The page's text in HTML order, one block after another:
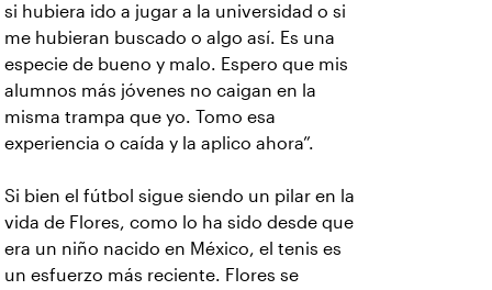
si hubiera ido a jugar a la universidad o si
me hubieran buscado o algo así. Es una
especie de bueno y malo. Espero que mis
alumnos más jóvenes no caigan en la
misma trampa que yo. Tomo esa
experiencia o caída y la aplico ahora”.
Si bien el fútbol sigue siendo un pilar en la
vida de Flores, como lo ha sido desde que
era un niño nacido en México, el tenis es
un esfuerzo más reciente. Flores se